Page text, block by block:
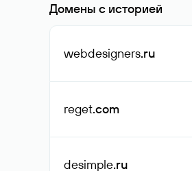
Домены с историей
webdesigners.ru
reget.com
desimple.ru